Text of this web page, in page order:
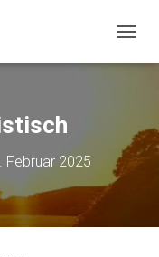
A
T
Februar 2025